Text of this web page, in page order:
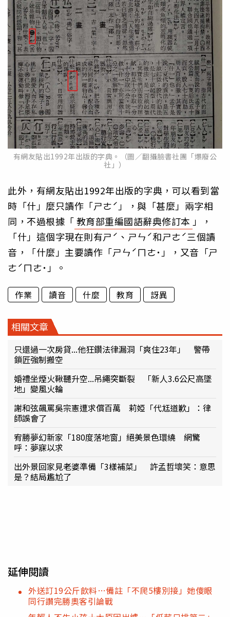
有網友貼出1992年出版的字典。（圖／翻攝臉書社團「爆廢公
社」）
此外，有網友貼出1992年出版的字典，可以看到當
時「什」麼只讀作「ㄕㄜˊ」，與「甚麼」兩字相
同，不過根據「教育部重編國語辭典修訂本 」，
「什」這個字現在則有ㄕˊ、ㄕㄣˊ和ㄕㄜˊ三個讀
音，「什麼」主要讀作「ㄕㄣˊㄇㄜ˙」，又音「ㄕ
ㄜˊㄇㄜ˙」。
作業 讀音 什麼 教育 訝異
相關文章
只還過一次房貸...他狂鑽法律漏洞「爽住23年」 警帶
鎖匠強制搬空
婚禮坐煙火鞦韆升空...吊繩突斷裂 「新人3.6公尺高墜
地」變風火輪
謝和弦飆罵吳宗憲遭求償百萬 莉婭「代尪道歉」：律
師誤會了
宥勝夢幻新家「180度落地窗」絕美景色環繞 網驚
呼：夢寐以求
出外景回家見老婆準備「3樣補菜」 許孟哲壞笑：意思
是？結局尷尬了
延伸閱讀
外送訂19公斤飲料…備註「不爬5樓別接」她傻眼
同行讚完勝奧客引論戰